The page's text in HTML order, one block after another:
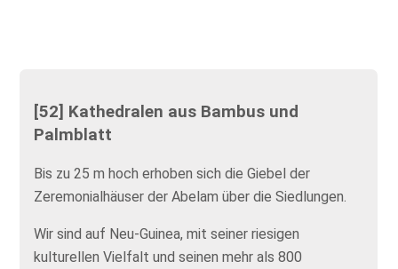
[52] Kathedralen aus Bambus und
Palmblatt
Bis zu 25 m hoch erhoben sich die Giebel der
Zeremonialhäuser der Abelam über die Siedlungen.
Wir sind auf Neu-Guinea, mit seiner riesigen
kulturellen Vielfalt und seinen mehr als 800